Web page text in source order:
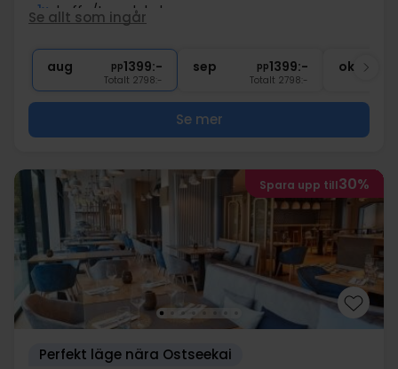
1x kaffe/te och kaka
Gratis parkering och internet
1x 1 flaska mineralvatten
Se allt som ingår
aug pp1399:-
Totalt 2798:-
sep pp1399:-
Totalt 2798:-
okt
Se mer
Spara upp till30%
Perfekt läge nära Ostseekai